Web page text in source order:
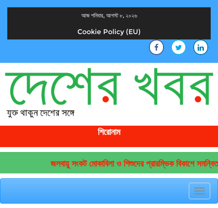
আজ শনিবার, আগস্ট ৮, ২০২৬
Cookie Policy (EU)
শিরোনাম
জলবায়ু সংকট মোকাবিলা ও শিশুদের প্রারম্ভিক বিকাশে